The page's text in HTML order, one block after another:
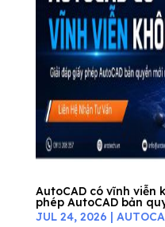
AutoCAD có vĩnh viễn
phép AutoCAD bản
JUL 24, 2026 |